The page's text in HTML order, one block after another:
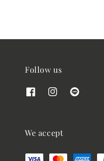
Follow us
We accept